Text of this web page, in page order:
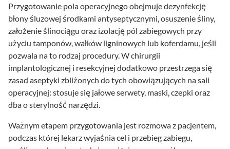
Przygotowanie pola operacyjnego obejmuje dezynfekcję
błony śluzowej środkami antyseptycznymi, osuszenie śliny,
założenie ślinociągu oraz izolację pól zabiegowych przy
użyciu tamponów, wałków ligninowych lub koferdamu, jeśli
pozwala na to rodzaj procedury. W chirurgii
implantologicznej i resekcyjnej dodatkowo przestrzega się
zasad aseptyki zbliżonych do tych obowiązujących na sali
operacyjnej: stosuje się jałowe serwety, maski, czepki oraz
dba o sterylność narzędzi.
Ważnym etapem przygotowania jest rozmowa z pacjentem,
podczas której lekarz wyjaśnia cel i przebieg zabiegu,